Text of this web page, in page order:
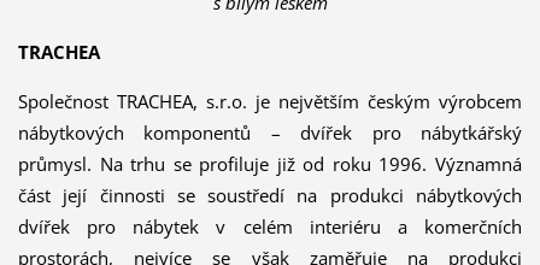
TRACHEA
Společnost TRACHEA, s.r.o. je největším českým výrobcem
nábytkových komponentů – dvířek pro nábytkářský
průmysl. Na trhu se profiluje již od roku 1996. Významná
část její činnosti se soustředí na produkci nábytkových
dvířek pro nábytek v celém interiéru a komerčních
prostorách, nejvíce se však zaměřuje na produkci